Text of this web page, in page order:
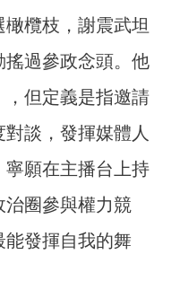
欖枝，謝震武坦
過參政念頭。他
但定義是指邀請
談，發揮媒體人
寧願在主播台上持
圈參與權力競
發揮自我的舞